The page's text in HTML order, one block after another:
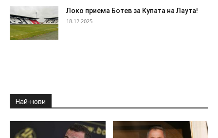
Локо приема Ботев за Купата на Лаута!
18.12.2025
Най-нови